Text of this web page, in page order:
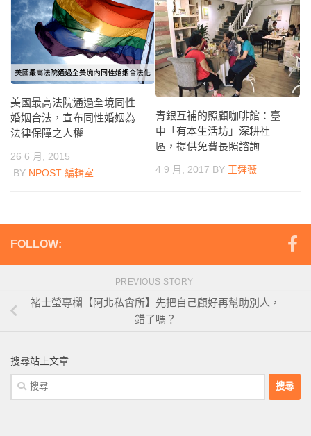
美國最高法院通過全境同性
婚姻合法，宣布同性婚姻為
法律保障之人權
26 6 月, 2015
BY NPOST 編輯室
青銀互補的照顧咖啡館：臺
中「有本生活坊」深耕社
區，提供免費長照諮詢
4 9 月, 2017 BY 王舜薇
FOLLOW:
PREVIOUS STORY
褚士瑩專欄【阿北私會所】先把自己顧好再幫助別人，
錯了嗎？
搜尋站上文章
搜
尋